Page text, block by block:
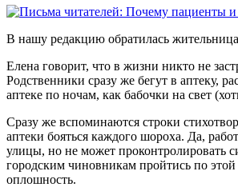
В нашу редакцию обратилась
Елена говорит, что в жизни никто не
Родственники сразу же бегут в аптеку,
аптеке по ночам, как бабочки на свет
Сразу же вспоминаются строки
аптеки бояться каждого шороха. Да,
улицы, но не может проконтролировать
городским чиновникам пройтись по
оплошность.